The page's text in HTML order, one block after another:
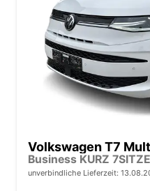
Volkswagen T7
unverbindliche Lieferzeit: